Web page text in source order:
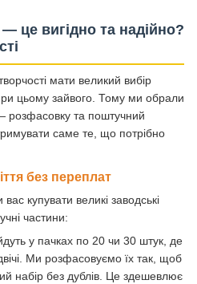
це вигідно та надійно?
мати великий вибір
цьому зайвого. Тому ми обрали
та поштучний
саме те, що потрібно
без переплат
купувати великі заводські
частини:
у пачках по 20 чи 30 штук, де
Ми розфасовуємо їх так, щоб
набір без дублів. Це здешевлює